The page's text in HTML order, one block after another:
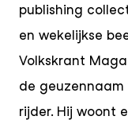
publishing
en wekelijkse
Volkskrant
de
rijder. Hij woont